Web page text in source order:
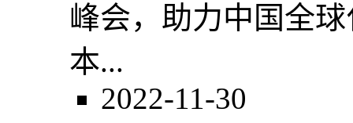
峰会，助力中国全
本...
2022-11-30